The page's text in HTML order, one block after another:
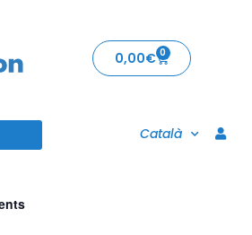
0,00€ 0
Català